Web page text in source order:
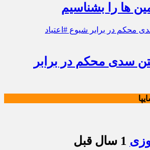
ها را بشناسیم
سدی محکم در برابر
1 سال قبل